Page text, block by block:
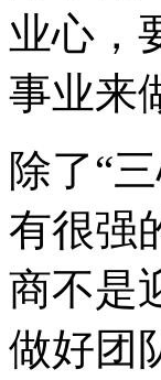
业心，
事业来
除了“
有很强
商不是
做好团